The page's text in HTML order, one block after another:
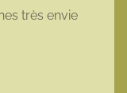
très envie